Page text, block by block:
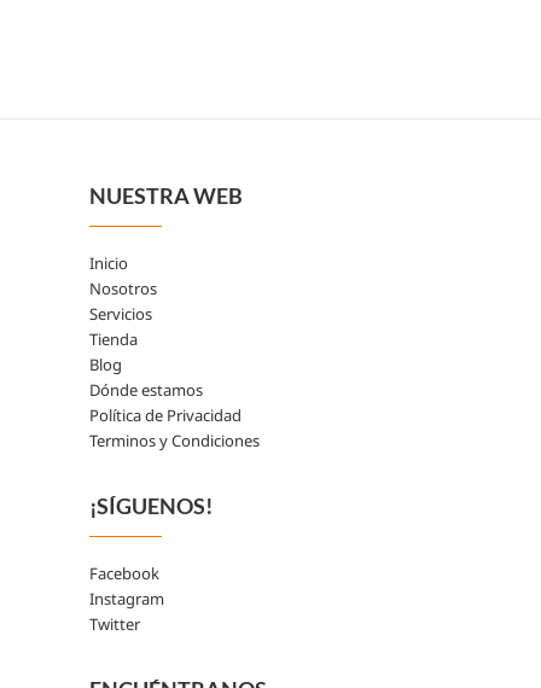
NUESTRA WEB
Inicio
Nosotros
Servicios
Tienda
Blog
Dónde estamos
Política de Privacidad
Terminos y Condiciones
¡SÍGUENOS!
Facebook
Instagram
Twitter